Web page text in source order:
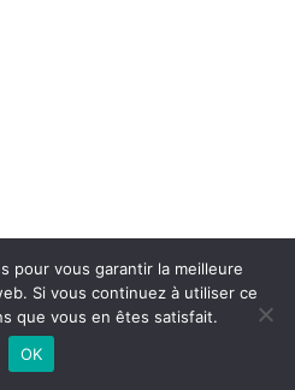
pour vous garantir la meilleure
Si vous continuez à utiliser ce
que vous en êtes satisfait.
OK